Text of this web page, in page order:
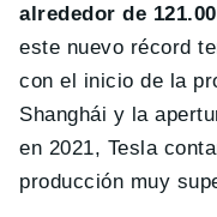
alrededor de
este nuevo récord
con el inicio de la
Shanghái y la
en 2021, Tesla
producción muy